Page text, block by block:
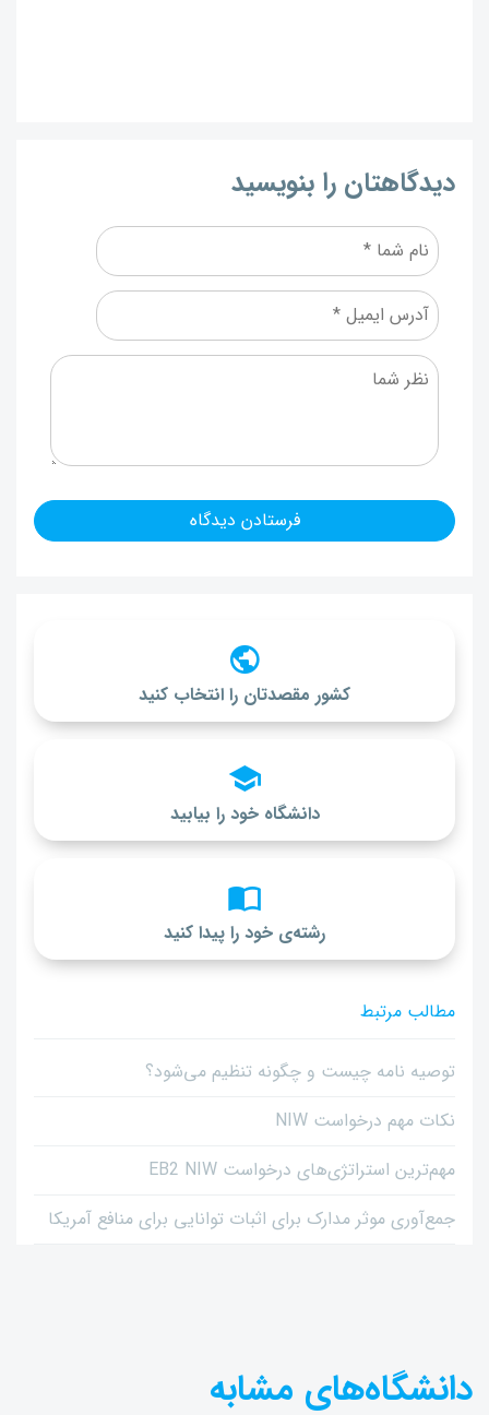
دیدگاهتان را بنویسید
کشور مقصدتان را انتخاب کنید
دانشگاه خود را بیابید
رشته‌ی خود را پیدا کنید
مطالب مرتبط
توصیه نامه چیست و چگونه تنظیم می‌شود؟
نکات مهم درخواست NIW
مهم‌ترین استراتژی‌های درخواست EB2 NIW
جمع‌آوری موثر مدارک برای اثبات توانایی برای منافع آمریکا
دانشگاه‌های مشابه